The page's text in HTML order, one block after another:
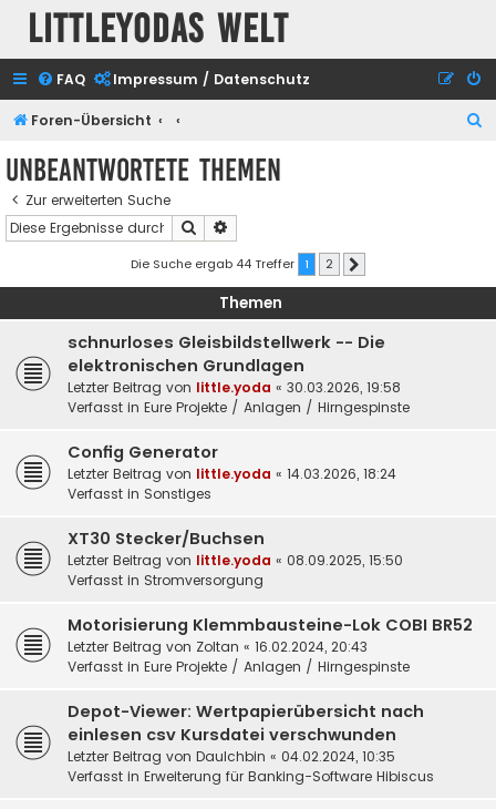
Littleyodas Welt
FAQ Impressum / Datenschutz
Foren-Übersicht
Unbeantwortete Themen
Zur erweiterten Suche
Suche
Die Suche ergab 44 Treffer 1 2
Themen
schnurloses Gleisbildstellwerk -- Die
elektronischen Grundlagen
Letzter Beitrag von little.yoda « 30.03.2026, 19:58
Verfasst in Eure Projekte / Anlagen / Hirngespinste
Config Generator
Letzter Beitrag von little.yoda « 14.03.2026, 18:24
Verfasst in Sonstiges
XT30 Stecker/Buchsen
Letzter Beitrag von little.yoda « 08.09.2025, 15:50
Verfasst in Stromversorgung
Motorisierung Klemmbausteine-Lok COBI BR52
Letzter Beitrag von Zoltan « 16.02.2024, 20:43
Verfasst in Eure Projekte / Anlagen / Hirngespinste
Depot-Viewer: Wertpapierübersicht nach
einlesen csv Kursdatei verschwunden
Letzter Beitrag von DauIchbin « 04.02.2024, 10:35
Verfasst in Erweiterung für Banking-Software Hibiscus